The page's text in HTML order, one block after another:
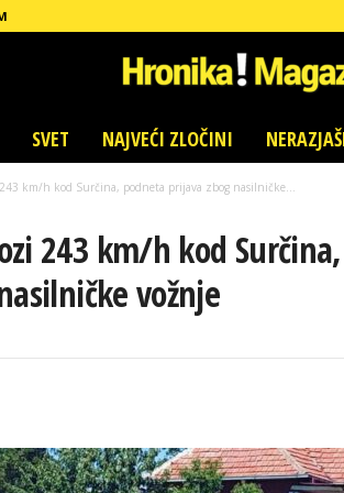
SVET NAJVEĆI ZLOČINI
km/h kod Surčina, podneta prijava zbog nasilničke...
243 km/h kod Surčina,
vožnje